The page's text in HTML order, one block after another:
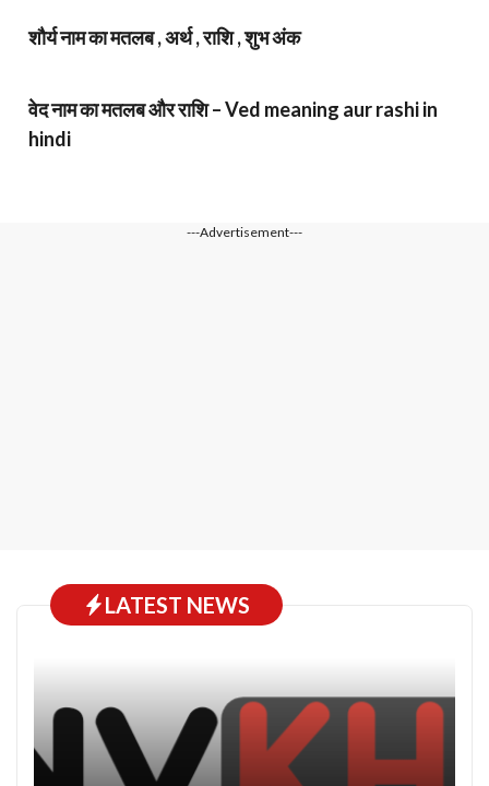
शौर्य नाम का मतलब , अर्थ , राशि , शुभ अंक
वेद नाम का मतलब और राशि – Ved meaning aur rashi in
hindi
---Advertisement---
LATEST NEWS